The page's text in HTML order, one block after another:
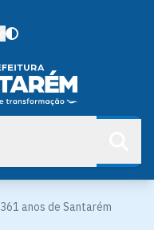
361 anos de Santarém